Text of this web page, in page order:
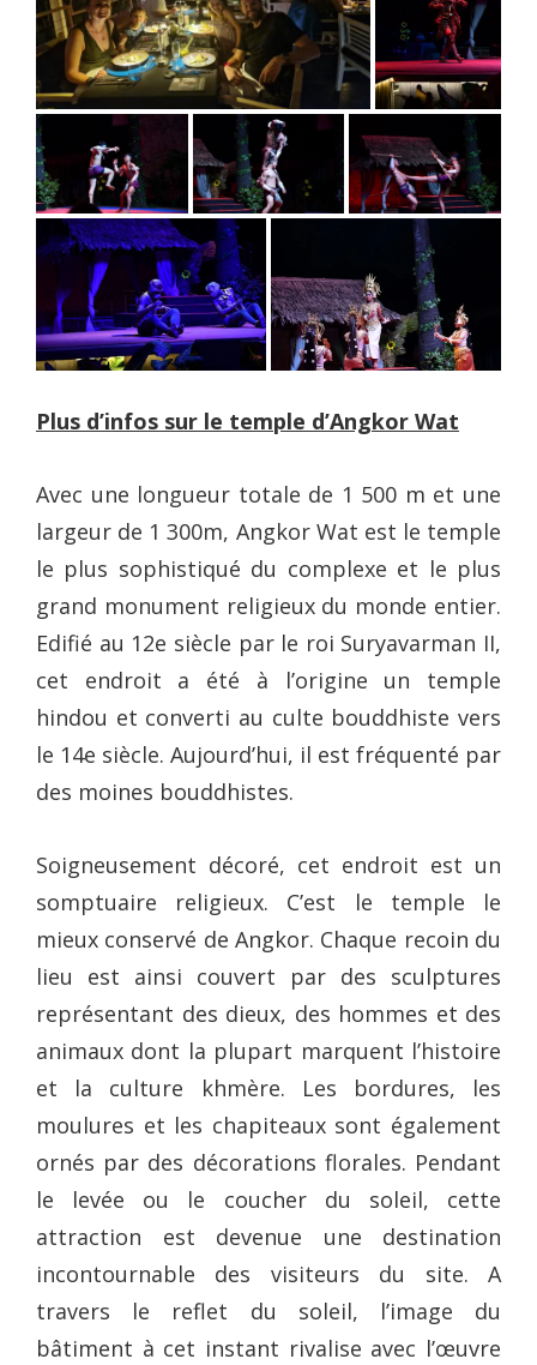
Plus d’infos sur le temple d’Angkor Wat
Avec une longueur totale de 1 500 m et une
largeur de 1 300m, Angkor Wat est le temple
le plus sophistiqué du complexe et le plus
grand monument religieux du monde entier.
Edifié au 12e siècle par le roi Suryavarman II,
cet endroit a été à l’origine un temple
hindou et converti au culte bouddhiste vers
le 14e siècle. Aujourd’hui, il est fréquenté par
des moines bouddhistes.
Soigneusement décoré, cet endroit est un
somptuaire religieux. C’est le temple le
mieux conservé de Angkor. Chaque recoin du
lieu est ainsi couvert par des sculptures
représentant des dieux, des hommes et des
animaux dont la plupart marquent l’histoire
et la culture khmère. Les bordures, les
moulures et les chapiteaux sont également
ornés par des décorations florales. Pendant
le levée ou le coucher du soleil, cette
attraction est devenue une destination
incontournable des visiteurs du site. A
travers le reflet du soleil, l’image du
bâtiment à cet instant rivalise avec l’œuvre